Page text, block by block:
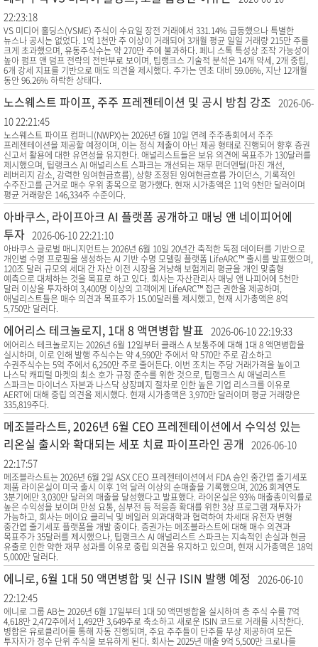
22:23:18
VS 미디어 홀딩스(VSME) 주식이 수요일 장전 거래에서 331.14% 급등했으나 특별한
뉴스나 공시는 없었다. 1억 1천만 주 이상이 거래되어 3개월 평균 일일 거래량 215만 주를
크게 초과했으며, 유동주식수는 약 270만 주에 불과하다. 페니 스톡 특성상 조작 가능성이
높아 펌프 앤 덤프 전략의 전반부로 보이며, 팁랭크스 기술적 분석은 14개 약세, 2개 중립,
6개 강세 지표를 기반으로 매도 의견을 제시했다. 주가는 연초 대비 59.06%, 지난 12개월
동안 96.26% 하락한 상태다.
노스웨스트 파이프, 주주 프레젠테이션 및 공시 방침 강조 2026-06-
10 22:21:45
노스웨스트 파이프 컴퍼니(NWPX)는 2026년 6월 10일 연례 주주총회에서 주주
프레젠테이션을 제공할 예정이며, 이는 정식 제출이 아닌 제공 형태로 진행되어 향후 증권
신고서 활용에 대한 유연성을 유지한다. 애널리스트들은 보유 의견에 목표주가 130달러를
제시했으며, 팁랭크스 AI 애널리스트 스파크는 개선되는 재무 펀더멘털(마진 개선,
레버리지 감소, 강력한 잉여현금흐름), 상향 조정된 잉여현금흐름 가이던스, 기록적인
수주잔고를 근거로 매수 우위 종목으로 평가했다. 현재 시가총액은 11억 9천만 달러이며
평균 거래량은 146,334주 수준이다.
아바쿠스, 라이프아크 AI 플랫폼 공개하고 매닝 앤 네이피어에
투자 2026-06-10 22:21:10
아바쿠스 글로벌 매니지먼트는 2026년 6월 10일 20년간 축적한 독점 데이터를 기반으로
개인별 수명 프로필을 생성하는 AI 기반 수명 모델링 플랫폼 LifeARC™ 출시를 발표했으며,
120조 달러 규모의 세대 간 자산 이전 시장을 겨냥해 보험계리 평균을 개인 맞춤형
예측으로 대체하는 것을 목표로 하고 있다. 회사는 자산관리사 매닝 앤 나피어에 5천만
달러 이상을 투자하여 3,400명 이상의 고객에게 LifeARC™ 접근 권한을 제공하며,
애널리스트들은 매수 의견과 목표주가 15.00달러를 제시했고, 현재 시가총액은 8억
5,750만 달러다.
에어리스 테크놀로지, 1대 8 액면병합 발표 2026-06-10 22:19:33
에어리스 테크놀로지는 2026년 6월 12일부터 클래스 A 보통주에 대해 1대 8 액면병합을
실시하며, 이로 인해 발행 주식수는 약 4,590만 주에서 약 570만 주로 감소하고
수권주식수는 5억 주에서 6,250만 주로 줄어든다. 이번 조치는 주당 거래가격을 높이고
나스닥 캐피털 마켓의 최소 호가 규정 준수를 위한 것으로, 팁랭크스 AI 애널리스트
스파크는 마이너스 자본과 나스닥 상장폐지 절차로 인한 높은 기업 리스크를 이유로
AERT에 대해 중립 의견을 제시했다. 현재 시가총액은 3,970만 달러이며 평균 거래량은
335,819주다.
메조블라스트, 2026년 6월 CEO 프레젠테이션에서 수익성 있는
리온실 출시와 확대되는 세포 치료 파이프라인 공개
2026-06-10
22:17:57
메조블라스트는 2026년 6월 2일 ASX CEO 프레젠테이션에서 FDA 승인 중간엽 줄기세포
제품 라이온실이 미국 출시 이후 1억 달러 이상의 순매출을 기록했으며, 2026 회계연도
3분기에만 3,030만 달러의 매출을 달성했다고 발표했다. 라이온실은 93% 매출총이익률로
높은 수익성을 보이며 만성 요통, 심부전 등 적응증 확대를 위한 3상 프로그램 재투자가
가능하고, 회사는 메이요 클리닉 및 베일러 의과대학과 협력하여 차세대 유전자 변형
중간엽 줄기세포 플랫폼을 개발 중이다. 증권가는 메조블라스트에 대해 매수 의견과
목표주가 35달러를 제시했으나, 팁랭크스 AI 애널리스트 스파크는 지속적인 손실과 현금
유출로 인한 약한 재무 성과를 이유로 중립 의견을 유지하고 있으며, 현재 시가총액은 18억
5,000만 달러다.
에니로, 6월 1대 50 액면병합 및 신규 ISIN 발행 예정
2026-06-10
22:12:45
에니로 그룹 AB는 2026년 6월 17일부터 1대 50 액면병합을 실시하여 총 주식 수를 7억
4,618만 2,472주에서 1,492만 3,649주로 축소하고 새로운 ISIN 코드로 거래를 시작한다.
병합은 유로클리어를 통해 자동 진행되며, 주요 주주들이 단주를 무상 제공하여 모든
투자자가 정수 단위 주식을 보유하게 된다. 회사는 2025년 매출 9억 5,500만 크로나를